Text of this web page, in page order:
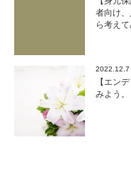
者向け
ら考え
2022.12.7
【エン
みよう